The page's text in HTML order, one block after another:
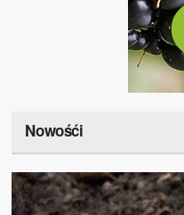
Nowośći